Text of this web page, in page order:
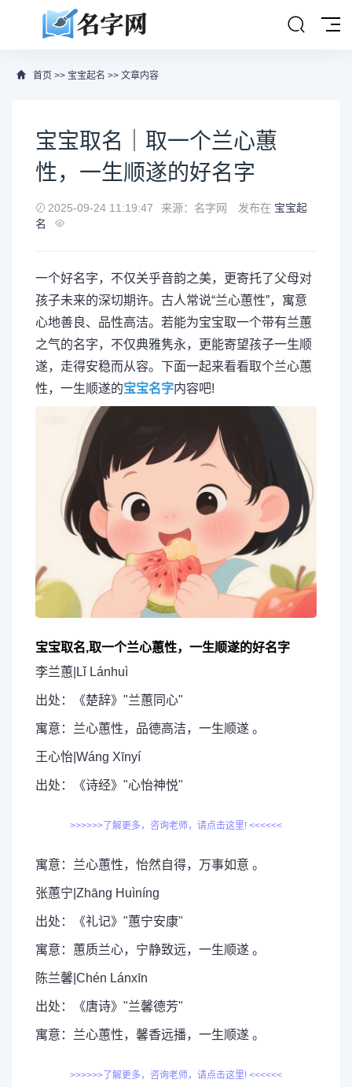
首页 >> 宝宝起名 >> 文章内容
宝宝取名｜取一个兰心蕙
性，一生顺遂的好名字
2025-09-24 11:19:47 来源：名字网 发布在 宝宝起
名
一个好名字，不仅关乎音韵之美，更寄托了父母对
孩子未来的深切期许。古人常说“兰心蕙性”，寓意
心地善良、品性高洁。若能为宝宝取一个带有兰蕙
之气的名字，不仅典雅隽永，更能寄望孩子一生顺
遂，走得安稳而从容。下面一起来看看取个兰心蕙
性，一生顺遂的宝宝名字内容吧!
宝宝取名,取一个兰心蕙性，一生顺遂的好名字
李兰蕙|Lǐ Lánhuì
出处：《楚辞》"兰蕙同心"
寓意：兰心蕙性，品德高洁，一生顺遂 。
王心怡|Wáng Xīnyí
出处：《诗经》"心怡神悦"
>>>>>>了解更多，咨询老师，请点击这里! <<<<<<
寓意：兰心蕙性，怡然自得，万事如意 。
张蕙宁|Zhāng Huìníng
出处：《礼记》"蕙宁安康"
寓意：蕙质兰心，宁静致远，一生顺遂 。
陈兰馨|Chén Lánxīn
出处：《唐诗》"兰馨德芳"
寓意：兰心蕙性，馨香远播，一生顺遂 。
>>>>>>了解更多，咨询老师，请点击这里! <<<<<<